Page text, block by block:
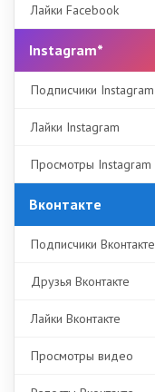
Лайки Facebook
Instagram*
Подписчики Instagram
Лайки Instagram
Просмотры Instagram
Вконтакте
Подписчики Вконтакте
Друзья Вконтакте
Лайки Вконтакте
Просмотры видео